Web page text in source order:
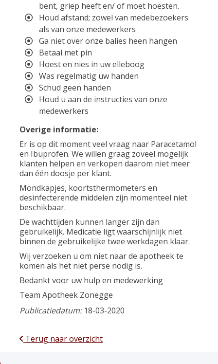
bent, griep heeft en/ of moet hoesten.
Houd afstand; zowel van medebezoekers
als van onze medewerkers
Ga niet over onze balies heen hangen
Betaal met pin
Hoest en nies in uw elleboog
Was regelmatig uw handen
Schud geen handen
Houd u aan de instructies van onze
medewerkers
Overige informatie:
Er is op dit moment veel vraag naar Paracetamol
en Ibuprofen. We willen graag zoveel mogelijk
klanten helpen en verkopen daarom niet meer
dan één doosje per klant.
Mondkapjes, koortsthermometers en
desinfecterende middelen zijn momenteel niet
beschikbaar.
De wachttijden kunnen langer zijn dan
gebruikelijk. Medicatie ligt waarschijnlijk niet
binnen de gebruikelijke twee werkdagen klaar.
Wij verzoeken u om niet naar de apotheek te
komen als het niet perse nodig is.
Bedankt voor uw hulp en medewerking
Team Apotheek Zonegge
Publicatiedatum: 18-03-2020
Terug naar overzicht